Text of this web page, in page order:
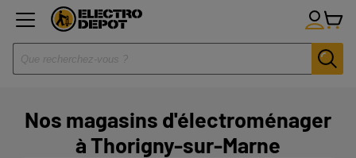
Nos magasins d'électroménager
à Thorigny-sur-Marne